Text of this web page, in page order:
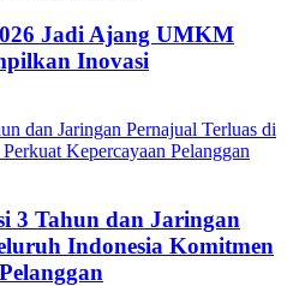
Jadi Ajang UMKM
Inovasi
dan Jaringan Pernajual Terluas di
Kepercayaan Pelanggan
3 Tahun dan Jaringan
Indonesia Komitmen